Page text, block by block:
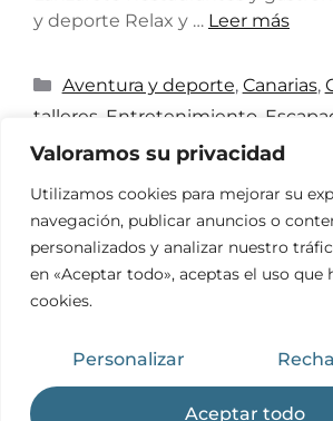
Valoramos su privacidad
Utilizamos cookies para mejorar su
navegación, publicar anuncios o
personalizados y analizar nuestro
en «Aceptar todo», aceptas el uso que
cookies.
Personalizar
Aceptar todo
y deporte Relax y … Leer más
Aventura y deporte, Canarias,
talleres Entretenimiento
Relax y bienestar,Restaurantes y
←Anterior
© 2026 experimentacanarias